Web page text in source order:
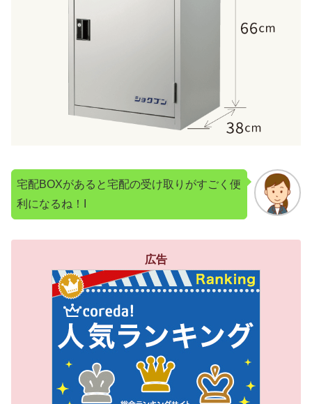
宅配BOXがあると宅配の受け取りがすごく便
利になるね！I
広告